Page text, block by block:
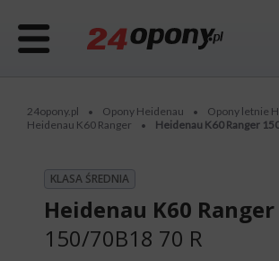
24opony.pl • Opony Heidenau • Opony letnie
Heidenau K60 Ranger • Heidenau K60 Ranger
KLASA ŚREDNIA
Heidenau K60 Ranger
150/70B18 70 R